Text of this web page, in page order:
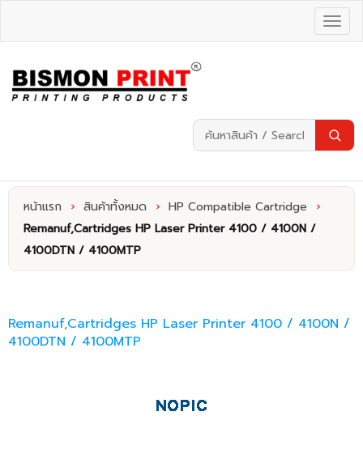
หน้าแรก › สินค้าทั้งหมด › HP Compatible Cartridge
›
Remanuf,Cartridges HP Laser Printer 4100 / 4100N /
4100DTN / 4100MTP
Remanuf,Cartridges HP Laser Printer 4100 / 4100N /
4100DTN / 4100MTP